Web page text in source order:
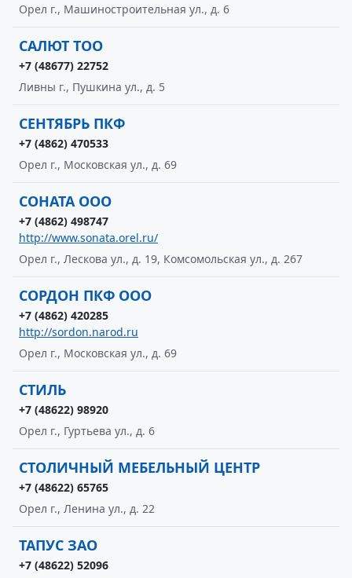
Орел г., Машиностроительная ул., д. 6
САЛЮТ ТОО
+7 (48677) 22752
Ливны г., Пушкина ул., д. 5
СЕНТЯБРЬ ПКФ
+7 (4862) 470533
Орел г., Московская ул., д. 69
СОНАТА ООО
+7 (4862) 498747
http://www.sonata.orel.ru/
Орел г., Лескова ул., д. 19, Комсомольская ул., д. 267
СОРДОН ПКФ ООО
+7 (4862) 420285
http://sordon.narod.ru
Орел г., Московская ул., д. 69
СТИЛЬ
+7 (48622) 98920
Орел г., Гуртьева ул., д. 6
СТОЛИЧНЫЙ МЕБЕЛЬНЫЙ ЦЕНТР
+7 (48622) 65765
Орел г., Ленина ул., д. 22
ТАПУС ЗАО
+7 (48622) 52096